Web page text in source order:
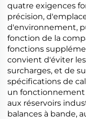
quatre exigences
précision,
d'environnement,
fonction de la
fonctions
convient d'éviter
surcharges, et de
spécifications de
un fonctionnement
aux réservoirs
balances à bande,